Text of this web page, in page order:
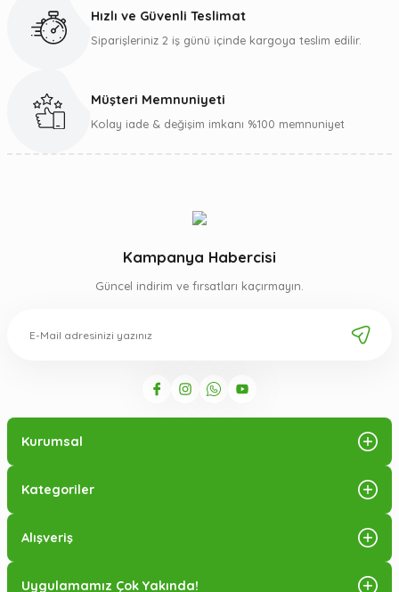
Gönder
Hızlı ve Güvenli Teslimat
Siparişleriniz 2 iş günü içinde kargoya teslim edilir.
Müşteri Memnuniyeti
Kolay iade & değişim imkanı %100 memnuniyet
Kampanya Habercisi
Güncel indirim ve fırsatları kaçırmayın.
Kurumsal
Kategoriler
Alışveriş
Uygulamamız Çok Yakında!